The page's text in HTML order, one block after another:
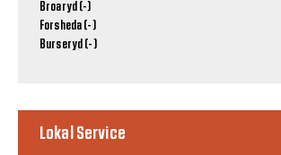
Broaryd (-)
Forsheda (-)
Burseryd (-)
Lokal Service